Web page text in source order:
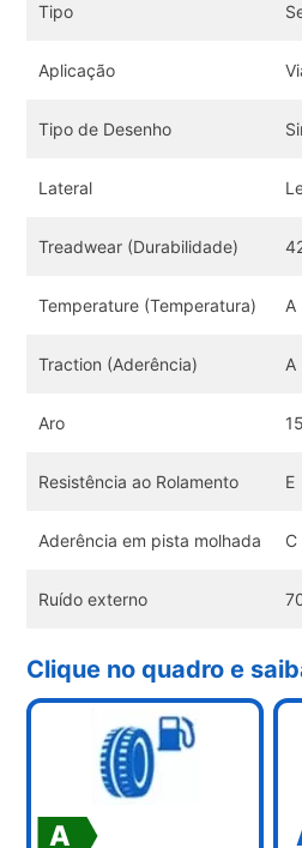
Tipo
Aplicação
Tipo de Desenho
Lateral
Treadwear (Durabilidade)
Temperature (Temperatura) A
Traction (Aderência) A
Aro 15
Resistência ao Rolamento E
Aderência em pista molhada C
Ruído externo
Clique no quadro e
A